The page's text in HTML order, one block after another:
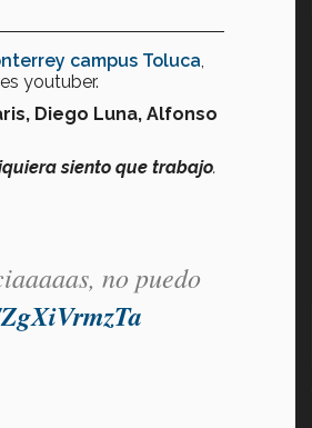
campus Toluca
youtuber.
Diego Luna, Alfonso
siento que trabajo.
no puedo